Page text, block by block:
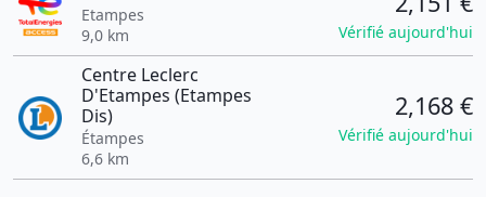
Etampes
9,0 km
Vérifié aujourd'hui
Centre Leclerc
D'Etampes (Etampes
Dis)
Étampes
6,6 km
2,168 €
Vérifié aujourd'hui